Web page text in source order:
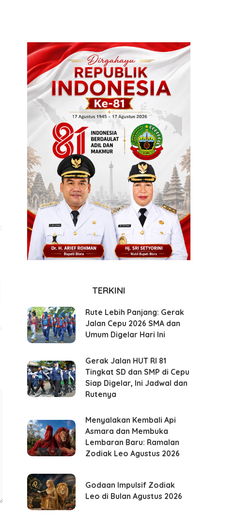
TERKINI
Rute Lebih Panjang: Gerak
Jalan Cepu 2026 SMA dan
Umum Digelar Hari Ini
Gerak Jalan HUT RI 81
Tingkat SD dan SMP di Cepu
Siap Digelar, Ini Jadwal dan
Rutenya
Menyalakan Kembali Api
Asmara dan Membuka
Lembaran Baru: Ramalan
Zodiak Leo Agustus 2026
Godaan Impulsif Zodiak
Leo di Bulan Agustus 2026